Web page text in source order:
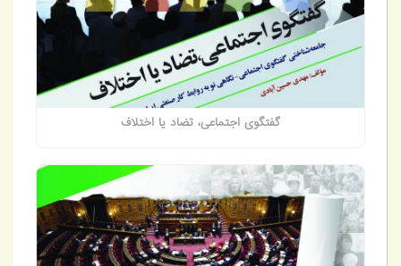
گفتگوی اجتماعی، تضاد یا اختلاف